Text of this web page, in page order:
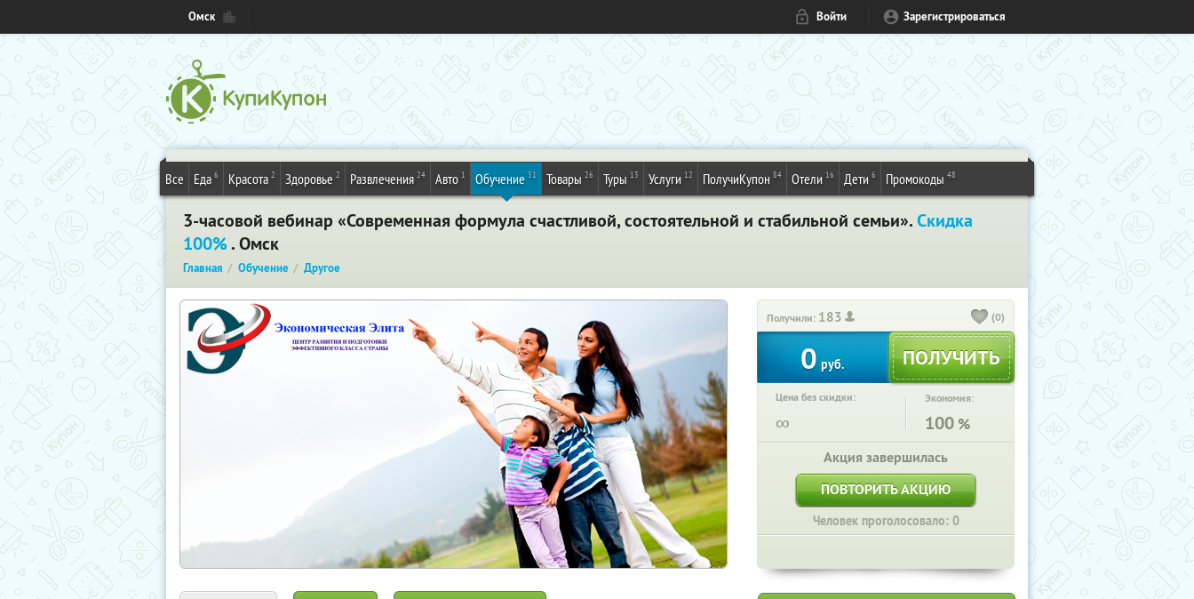
Омск Войти Зарегистрироваться
Все Еда 6 Красота 2 Здоровье 2 Развлечения 24 Авто 1 Обучение 31 Товары 26 Туры 13 Услуги 12 ПолучиКупон 84 Отели 16 Дети 6 Промокоды 48
3-часовой вебинар «Современная формула счастливой, состоятельной и стабильной семьи».Скидка
100%. Омск
Главная Обучение Другое
Получили: 183 (0)
0 руб.
Цена без скидки:
∞
Экономия:
100 %
Акция завершилась
ПОВТОРИТЬ АКЦИЮ
Человек проголосовало: 0